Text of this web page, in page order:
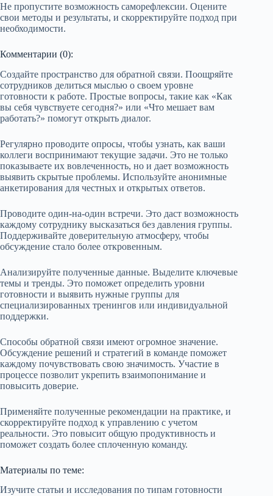
Не пропустите возможность саморефлексии. Оцените
свои методы и результаты, и скорректируйте подход при
необходимости.
Комментарии (0):
Создайте пространство для обратной связи. Поощряйте
сотрудников делиться мыслью о своем уровне
готовности к работе. Простые вопросы, такие как «Как
вы себя чувствуете сегодня?» или «Что мешает вам
работать?» помогут открыть диалог.
Регулярно проводите опросы, чтобы узнать, как ваши
коллеги воспринимают текущие задачи. Это не только
показываете их вовлеченность, но и дает возможность
выявить скрытые проблемы. Используйте анонимные
анкетирования для честных и открытых ответов.
Проводите один-на-один встречи. Это даст возможность
каждому сотруднику высказаться без давления группы.
Поддерживайте доверительную атмосферу, чтобы
обсуждение стало более откровенным.
Анализируйте полученные данные. Выделите ключевые
темы и тренды. Это поможет определить уровни
готовности и выявить нужные группы для
специализированных тренингов или индивидуальной
поддержки.
Способы обратной связи имеют огромное значение.
Обсуждение решений и стратегий в команде поможет
каждому почувствовать свою значимость. Участие в
процессе позволит укрепить взаимопонимание и
повысить доверие.
Применяйте полученные рекомендации на практике, и
скорректируйте подход к управлению с учетом
реальности. Это повысит общую продуктивность и
поможет создать более сплоченную команду.
Материалы по теме:
Изучите статьи и исследования по типам готовности